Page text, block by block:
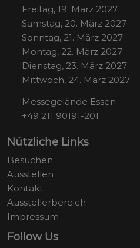
Freitag, 19. März 2027
Samstag, 20. März 2027
Sonntag, 21. März 2027
Montag, 22. März 2027
Dienstag, 23. März 2027
Mittwoch, 24. März 2027
Messegelände Essen
+49 211 90191-201
Nützliche Links
Besuchen
Ausstellen
Kontakt
Ausstellerbereich
Impressum
Follow Us